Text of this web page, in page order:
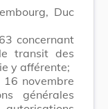
Duc
concernant
transit des
y afférente;
novembre
générales